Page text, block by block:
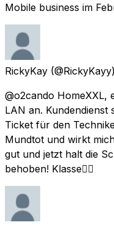
Mobile business im
RickyKay
@o2cando HomeXXL,
LAN an.
Ticket für den
Mundtot und wirkt
gut und jetzt halt die
behoben! Klasse👌🏼